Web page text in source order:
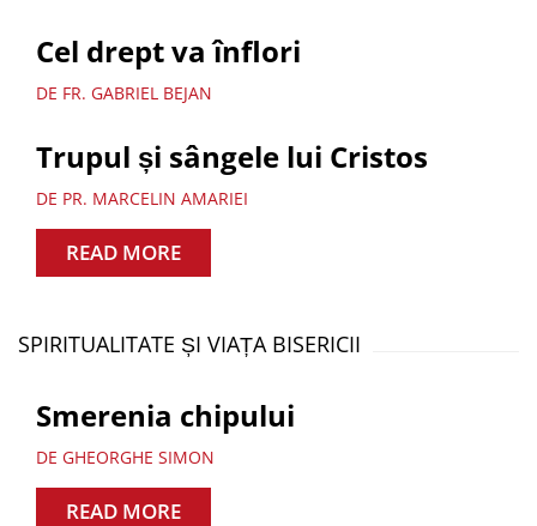
Cel drept va înflori
DE FR. GABRIEL BEJAN
Trupul și sângele lui Cristos
DE PR. MARCELIN AMARIEI
READ MORE
SPIRITUALITATE ȘI VIAȚA BISERICII
Smerenia chipului
DE GHEORGHE SIMON
READ MORE